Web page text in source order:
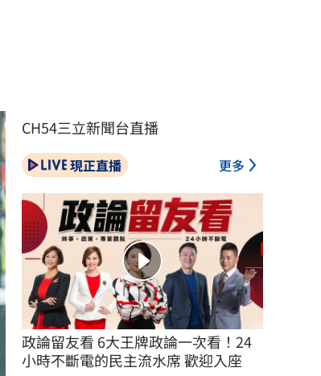
CH54三立新聞台直播
現正直播 更多
政論留友看 6大王牌政論一次看！24
小時不斷電的民主流水席 歡迎入座